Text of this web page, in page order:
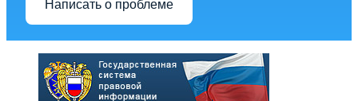
Написать о проблеме